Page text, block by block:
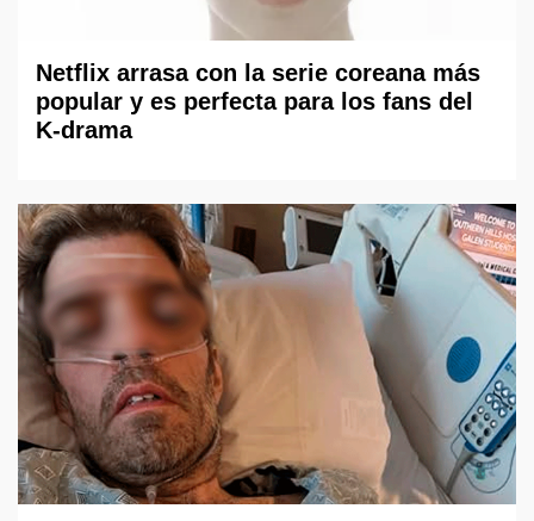
Netflix arrasa con la serie coreana más
popular y es perfecta para los fans del
K-drama